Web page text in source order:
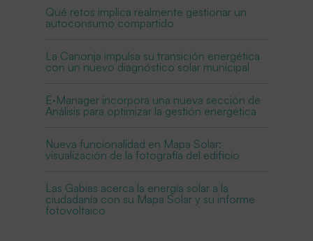
Qué retos implica realmente gestionar un
autoconsumo compartido
La Canonja impulsa su transición energética
con un nuevo diagnóstico solar municipal
E·Manager incorpora una nueva sección de
Análisis para optimizar la gestión energética
Nueva funcionalidad en Mapa Solar:
visualización de la fotografía del edificio
Las Gabias acerca la energía solar a la
ciudadanía con su Mapa Solar y su informe
fotovoltaico